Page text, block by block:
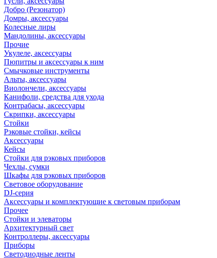
Добро (Резонатор)
Домры, аксессуары
Колесные лиры
Мандолины, аксессуары
Прочие
Укулеле, аксессуары
Пюпитры и аксессуары к ним
Смычковые инструменты
Альты, аксессуары
Виолончели, аксессуары
Канифоли, средства для ухода
Контрабасы, аксессуары
Скрипки, аксессуары
Стойки
Рэковые стойки, кейсы
Аксессуары
Кейсы
Стойки для рэковых приборов
Чехлы, сумки
Шкафы для рэковых приборов
Световое оборудование
DJ-серия
Аксессуары и комплектующие к световым приборам
Прочее
Стойки и элеваторы
Архитектурный свет
Контроллеры, аксессуары
Приборы
Светодиодные ленты